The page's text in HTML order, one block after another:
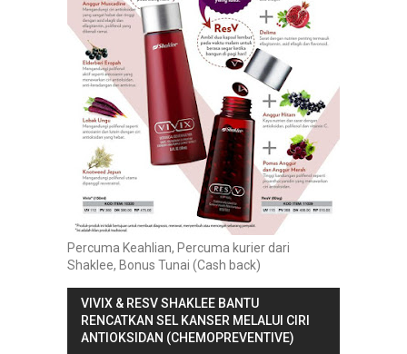
Percuma Keahlian, Percuma kurier dari
Shaklee, Bonus Tunai (Cash back)
VIVIX & RESV SHAKLEE BANTU
RENCATKAN SEL KANSER MELALUI CIRI
ANTIOKSIDAN (CHEMOPREVENTIVE)